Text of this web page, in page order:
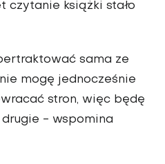
czytanie książki stało
sama ze
mogę jednocześnie
stron, więc będę
drugie - wspomina